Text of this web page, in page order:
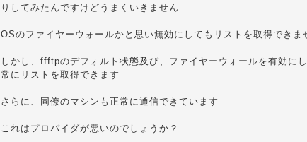
りしてみたんですけどうまくいきません
OSのファイヤーウォールかと思い無効にしてもリストを取得できま
しかし、ffftpのデフォルト状態及び、ファイヤーウォールを有効に
常にリストを取得できます
さらに、同僚のマシンも正常に通信できています
これはプロバイダが悪いのでしょうか？